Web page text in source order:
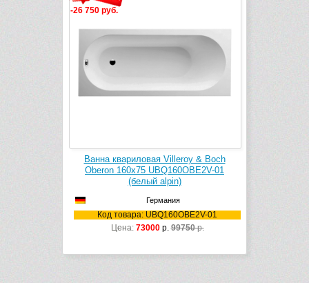
-26 750 руб.
Ванна квариловая Villeroy & Boch
Oberon 160х75 UBQ160OBE2V-01
(белый alpin)
Германия
Код товара: UBQ160OBE2V-01
Цена: 73000р.99750р.